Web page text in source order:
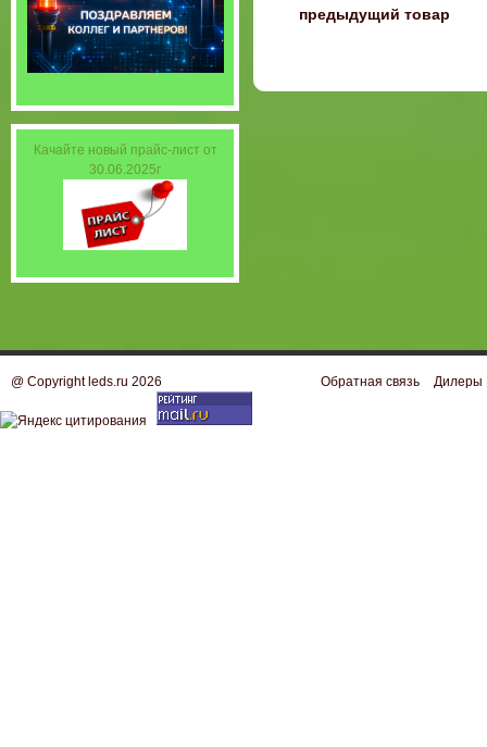
предыдущий товар
Качайте новый прайс-лист от
30.06.2025г
@ Copyright leds.ru 2026 Обратная связь Дилеры